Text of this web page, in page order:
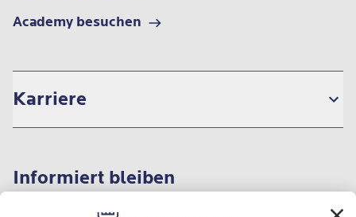
Academy besuchen
Karriere
Informiert bleiben